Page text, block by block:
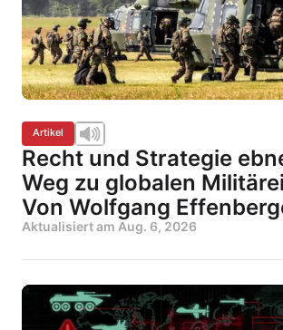
Artikel
Recht und Strategie
Weg zu globalen
Von Wolfgang
Aktualisiert am Aug. 6, 2026